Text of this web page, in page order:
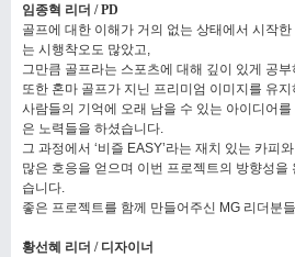
임종혁 리더 / PD
골프에 대한 이해가 거의 없는 상태에서 시작
는 시행착오도 많았고,
그만큼 골프라는 스포츠에 대해 깊이 있게 공
또한 혼마 골프가 지닌 프리미엄 이미지를 유지
사람들의 기억에 오래 남을 수 있는 아이디어
은 노력들을 하셨습니다.
그 과정에서 ‘비즐 EASY’라는 재치 있는 카피
많은 호응을 얻으며 이번 프로젝트의 방향성을
습니다.
좋은 프로젝트를 함께 만들어주신 MG 리더분
황선혜 리더 / 디자이너